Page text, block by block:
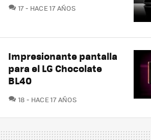
17COMENTARIOS
HACE 17 AÑOS
Impresionante pantalla
para el LG Chocolate
BL40
18 COMENTARIOS
HACE 17 AÑOS